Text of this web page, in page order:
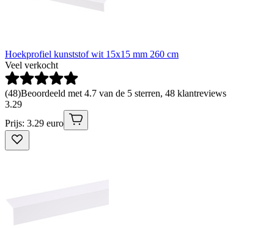
Hoekprofiel kunststof wit 15x15 mm 260 cm
Veel verkocht
(48)Beoordeeld met 4.7 van de 5 sterren, 48 klantreviews
3.29
Prijs: 3.29 euro